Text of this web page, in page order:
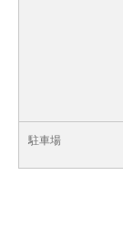
駐車場